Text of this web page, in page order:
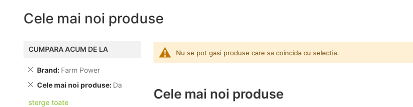
Cele mai noi produse
Nu se pot gasi produse care sa coincida cu selectia.
Cele mai noi produse
CUMPARA ACUM DE LA
Brand Farm Power
Cele mai noi produse Da
sterge toate